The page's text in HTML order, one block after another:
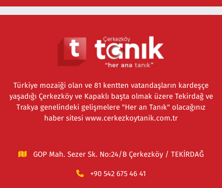
Türkiye mozaiği olan ve 81 kentten vatandaşların kardeşçe
yaşadığı Çerkezköy ve Kapaklı başta olmak üzere Tekirdağ ve
Trakya genelindeki gelişmelere "Her an Tanık" olacağınız
haber sitesi www.cerkezkoytanik.com.tr
GOP Mah. Sezer Sk. No:24/B Çerkezköy / TEKİRDAĞ
+90 542 675 46 41